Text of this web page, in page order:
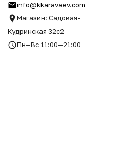
info@kkaravaev.com
Магазин: Садовая-
Кудринская 32с2
Пн—Вс 11:00—21:00